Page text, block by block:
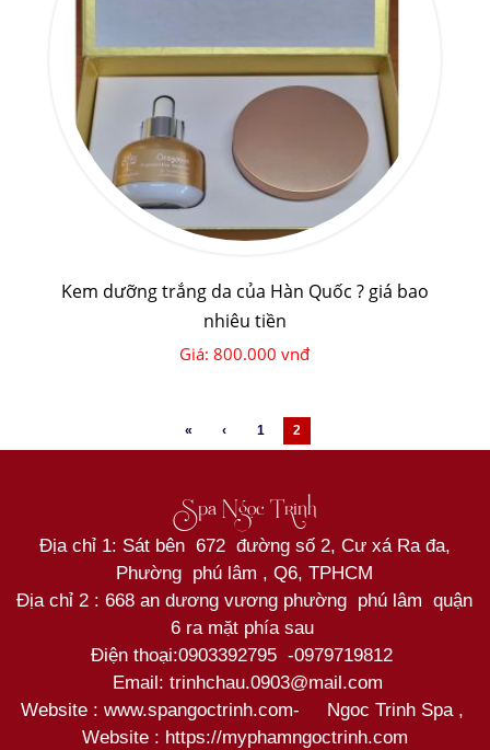
Kem dưỡng trắng da của Hàn Quốc ? giá bao
nhiêu tiền
Giá: 800.000 vnđ
« ‹ 1 2
Spa Ngọc Trinh
Địa chỉ 1: Sát bên 672 đường số 2, Cư xá Ra đa,
Phường phú lâm , Q6, TPHCM
Địa chỉ 2 : 668 an dương vương phường phú lâm quận
6 ra mặt phía sau
Điện thoại:0903392795 -0979719812
Email: trinhchau.0903@mail.com
Website : www.spangoctrinh.com- Ngoc Trinh Spa ,
Website : https://myphamngoctrinh.com